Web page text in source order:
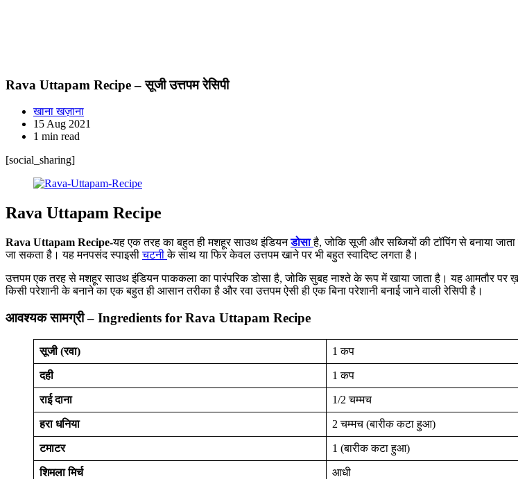
Rava Uttapam Recipe – सूजी उत्तपम रेसिपी
खाना खज़ाना
15 Aug 2021
1 min read
[social_sharing]
Rava Uttapam Recipe
Rava Uttapam Recipe-यह एक तरह का बहुत ही मशहूर साउथ इंडियनडोसा है, जोकि सूजी और सब्जियों की टॉपिंग से बनाया
जा सकता है। यह मनपसंद स्पाइसीचटनीके साथ या फिर केवल उत्तपम खाने पर भी बहुत स्वादिष्ट लगता है।
उत्तपम एक तरह से मशहूर साउथ इंडियन पाककला का पारंपरिक डोसा है, जोकि सुबह नाश्ते के रूप में खाया जाता है। यह आमतौर पर
किसी परेशानी के बनाने का एक बहुत ही आसान तरीका है और रवा उत्तपम ऐसी ही एक बिना परेशानी बनाई जाने वाली रेसिपी है।
आवश्यक सामग्री – Ingredients for Rava Uttapam Recipe
सूजी (रवा) 1 कप
दही 1 कप
राई दाना 1/2 चम्मच
हरा धनिया 2 चम्मच (बारीक कटा हुआ)
टमाटर 1 (बारीक कटा हुआ)
शिमला मिर्च आधी